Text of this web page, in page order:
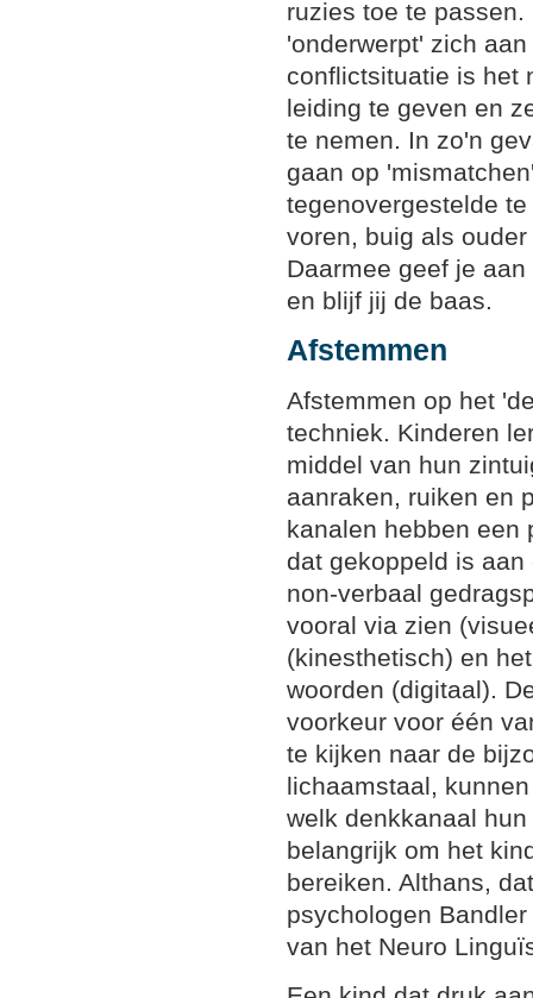
ruzies toe te
'onderwerpt' zich
conflictsituatie is het
leiding te geven en
te nemen. In zo'n
gaan op
tegenovergestelde
voren, buig als
Daarmee geef je
en blijf jij de baas.
Afstemmen
Afstemmen op het
techniek. Kinderen
middel van hun
aanraken, ruiken en
kanalen hebben een
dat gekoppeld is
non-verbaal
vooral via zien
(kinesthetisch) en
woorden (digitaal).
voorkeur voor één
te kijken naar de
lichaamstaal,
welk denkkanaal
belangrijk om het
bereiken. Althans,
psychologen
van het Neuro